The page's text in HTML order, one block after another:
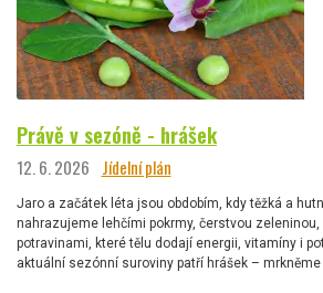
Právě v sezóně - hrášek
12. 6. 2026 Jídelní plán
Jaro a začátek léta jsou obdobím, kdy těžká a
nahrazujeme lehčími pokrmy, čerstvou
potravinami, které tělu dodají energii, vitamíny i
aktuální sezónní suroviny patří hrášek – mrkněme